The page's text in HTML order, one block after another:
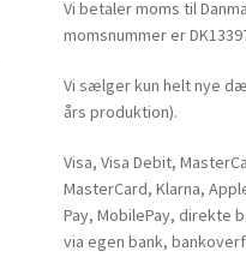
Vi betaler moms til
momsnummer er
Vi sælger kun helt nye
års produktion).
Visa, Visa Debit,
MasterCard, Klarna,
Pay, MobilePay, direkte
via egen bank,